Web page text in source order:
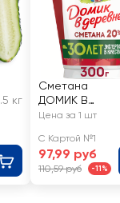
кг
Сметана
ДОМИК В
ДЕРЕВНЕ 20%,
Цена за 1 шт
С Картой №1
97,99 руб
110,59 руб -11%